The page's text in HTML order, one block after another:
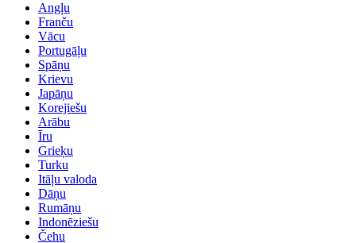
Angļu
Franču
Vācu
Portugāļu
Spāņu
Krievu
Japāņu
Korejiešu
Arābu
Īru
Grieķu
Turku
Itāļu valoda
Dāņu
Rumāņu
Indonēziešu
Čehu